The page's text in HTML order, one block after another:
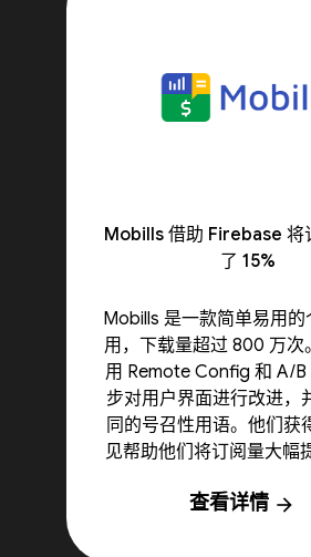
Mobills 借助 Firebase 将
了 15%
Mobills 是一款简单易用的
用，下载量超过 800 万次
用 Remote Config 和 A/B
步对用户界面进行改进，
同的号召性用语。他们获
见帮助他们将订阅量大幅
查看详情 arrow_forward